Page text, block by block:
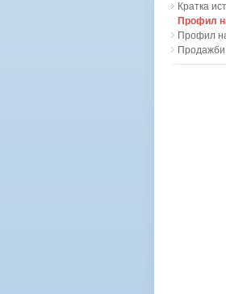
Кратка
Профил
Профил
Продажби